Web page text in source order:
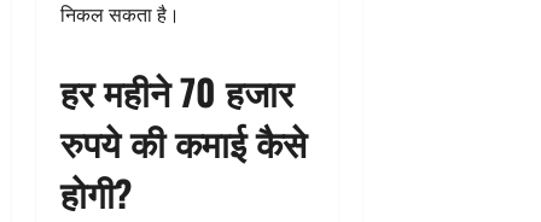
निकल सकता है।
हर महीने 70 हजार
रुपये की कमाई कैसे
होगी?